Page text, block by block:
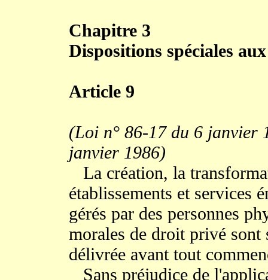
Chapitre 3
Dispositions spéciales
Article 9
(Loi n° 86-17 du 6 janvier
janvier 1986)
La création, la
établissements et services
gérés par des personnes
morales de droit privé sont
délivrée avant tout
Sans préjudice de